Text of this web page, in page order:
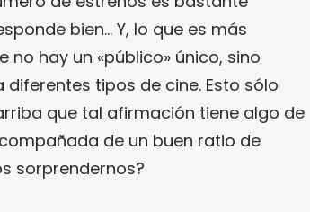
bien… Y, lo que es más
hay un «público» único, sino
tipos de cine. Esto sólo
que tal afirmación tiene algo de
de un buen ratio de
sorprendernos?